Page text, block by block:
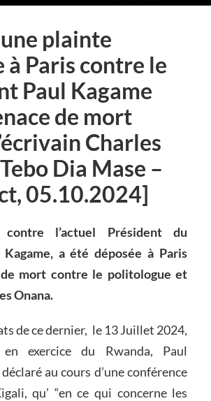
plainte
à Paris contre le
Paul Kagame
de mort
Charles
Dia Mase –
05.10.2024]
l’actuel Président du
Kagame, a été déposée à Paris
mort contre le politologue et
Onana.
de ce dernier, le 13 Juillet 2024,
exercice du Rwanda, Paul
au cours d’une conférence
qu’ “en ce qui concerne les